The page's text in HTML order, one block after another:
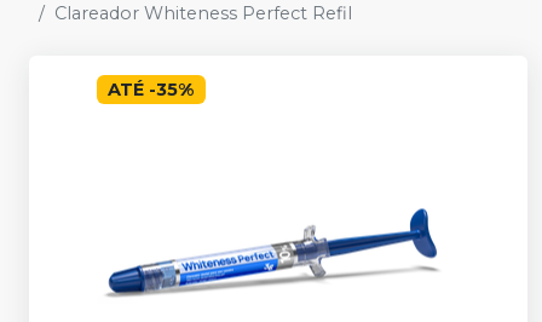
Clareador Whiteness Perfect Refil
ATÉ -35%